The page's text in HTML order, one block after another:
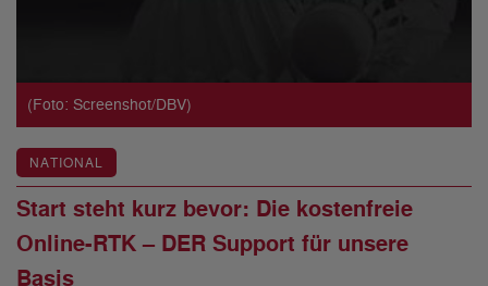
(Foto: Screenshot/DBV)
NATIONAL
Start steht kurz bevor: Die kostenfreie
Online-RTK – DER Support für unsere
Basis